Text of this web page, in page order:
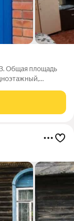
Общая площадь
к дому. -